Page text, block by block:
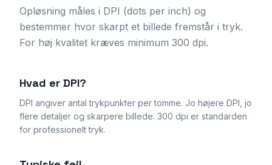
Opløsning måles i DPI (dots per inch) og
bestemmer hvor skarpt et billede fremstår i tryk.
For høj kvalitet kræves minimum 300 dpi.
Hvad er DPI?
DPI angiver antal trykpunkter per tomme. Jo højere DPI, jo
flere detaljer og skarpere billede. 300 dpi er standarden
for professionelt tryk.